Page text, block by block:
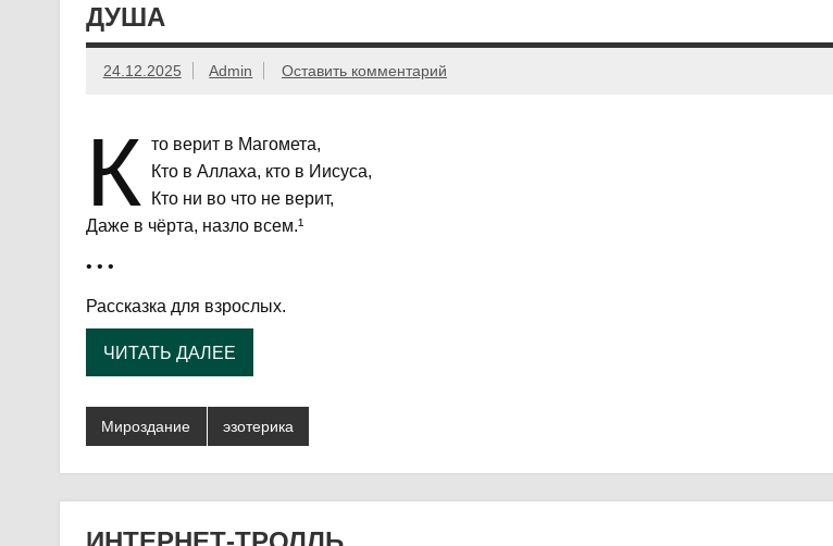
ДУША
24.12.2025 Admin Оставить комментарий
К то верит в Магомета,
Кто в Аллаха, кто в Иисуса,
Кто ни во что не верит,
Даже в чёрта, назло всем.¹
• • •
Рассказка для взрослых.
ЧИТАТЬ ДАЛЕЕ
Мироздание эзотерика